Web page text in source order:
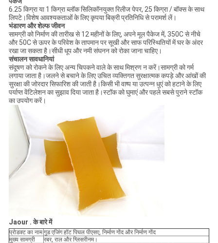
6.25 किग्रा या 1 किग्रा ब्लॉक सिलिकॉनयुक्त रिलीज पेपर, 25 किग्रा / बॉक्स के साथ
लिपटे।विशेष आवश्यकताओं के लिए कृपया बिक्री प्रतिनिधि से परामर्श लें।
भंडारण और शेल्फ जीवन
सामग्री को निर्माण की तारीख से 12 महीनों के लिए, अपने मूल पैकेज में, 350C से नीचे
और 50C से ऊपर के परिवेश के तापमान पर सूखी और साफ परिस्थितियों में घर के अंदर
रखा जा सकता है।सीधी धूप और नमी संघनन को रोका जाना चाहिए।
संचालन सावधानियां
संदूषण को रोकने के लिए अन्य चिपकने वाले के साथ मिश्रण न करें।सामग्री को गर्म
लगाया जाता है।जलने से बचाने के लिए उचित व्यक्तिगत सुरक्षात्मक कपड़े और आंखों की
सुरक्षा की जोरदार सिफारिश की जाती है।किसी भी वाष्प या उत्पन्न धुएं को हटाने के लिए
पर्याप्त वेंटिलेशन का सुझाव दिया जाता है।स्टॉक को घुमाएं और पहले सबसे पुराने स्टॉक
का उपयोग करें।
Jaour . के बारे में
प्रोडक्ट का नाम गुड एजिंग हॉट पिघल पीएसए, निर्माण गोंद और निर्माण गोंद
मुख्य सामग्री
रबर, राल और ग्लिसरीनम।